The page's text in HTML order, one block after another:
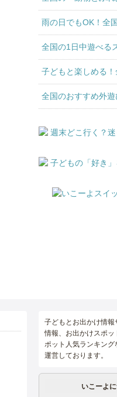
雨の日でもOK！全
全国の1日中遊べる
子どもと楽しめる
全国のおすすめ外遊
子どもとお出かけ情
情報、お出かけスポ
ポット人気ランキン
運営しております。
いこーよ